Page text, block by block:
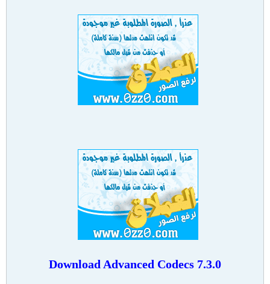
Download Advanced Codecs 7.3.0